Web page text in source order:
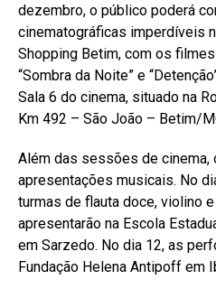
dezembro, o público poderá
cinematográficas imperdíveis
Shopping Betim, com os filmes
“Sombra da Noite” e
Sala 6 do cinema, situado na
Km 492 – São João – Betim/
Além das sessões de
apresentações musicais. No
turmas de flauta doce, violino
apresentarão na Escola
em Sarzedo. No dia 12, as
Fundação Helena Antipoff em